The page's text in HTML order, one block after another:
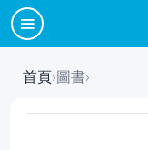
首頁›圖書›